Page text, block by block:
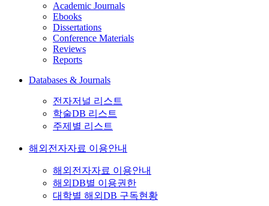
Academic Journals
Ebooks
Dissertations
Conference Materials
Reviews
Reports
Databases & Journals
전자저널 리스트
학술DB 리스트
주제별 리스트
해외전자자료 이용안내
해외전자자료 이용안내
해외DB별 이용권한
대학별 해외DB 구독현황